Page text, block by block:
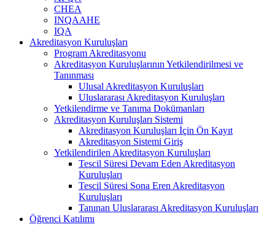
CHEA
INQAAHE
IQA
Akreditasyon Kuruluşları
Program Akreditasyonu
Akreditasyon Kuruluşlarının Yetkilendirilmesi ve
Tanınması
Ulusal Akreditasyon Kuruluşları
Uluslararası Akreditasyon Kuruluşları
Yetkilendirme ve Tanıma Dokümanları
Akreditasyon Kuruluşları Sistemi
Akreditasyon Kuruluşları İçin Ön Kayıt
Akreditasyon Sistemi Giriş
Yetkilendirilen Akreditasyon Kuruluşları
Tescil Süresi Devam Eden Akreditasyon
Kuruluşları
Tescil Süresi Sona Eren Akreditasyon
Kuruluşları
Tanınan Uluslararası Akreditasyon Kuruluşları
Öğrenci Katılımı